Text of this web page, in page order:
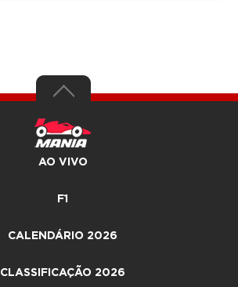
AO VIVO
F1
CALENDÁRIO 2026
CLASSIFICAÇÃO 2026